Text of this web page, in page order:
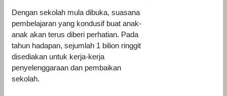
Dengan sekolah mula dibuka, suasana
pembelajaran yang kondusif buat anak-
anak akan terus diberi perhatian. Pada
tahun hadapan, sejumlah 1 bilion ringgit
disediakan untuk kerja-kerja
penyelenggaraan dan pembaikan
sekolah.